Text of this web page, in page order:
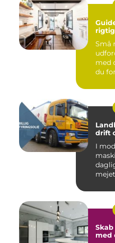
Små
med
du
drift
I
med